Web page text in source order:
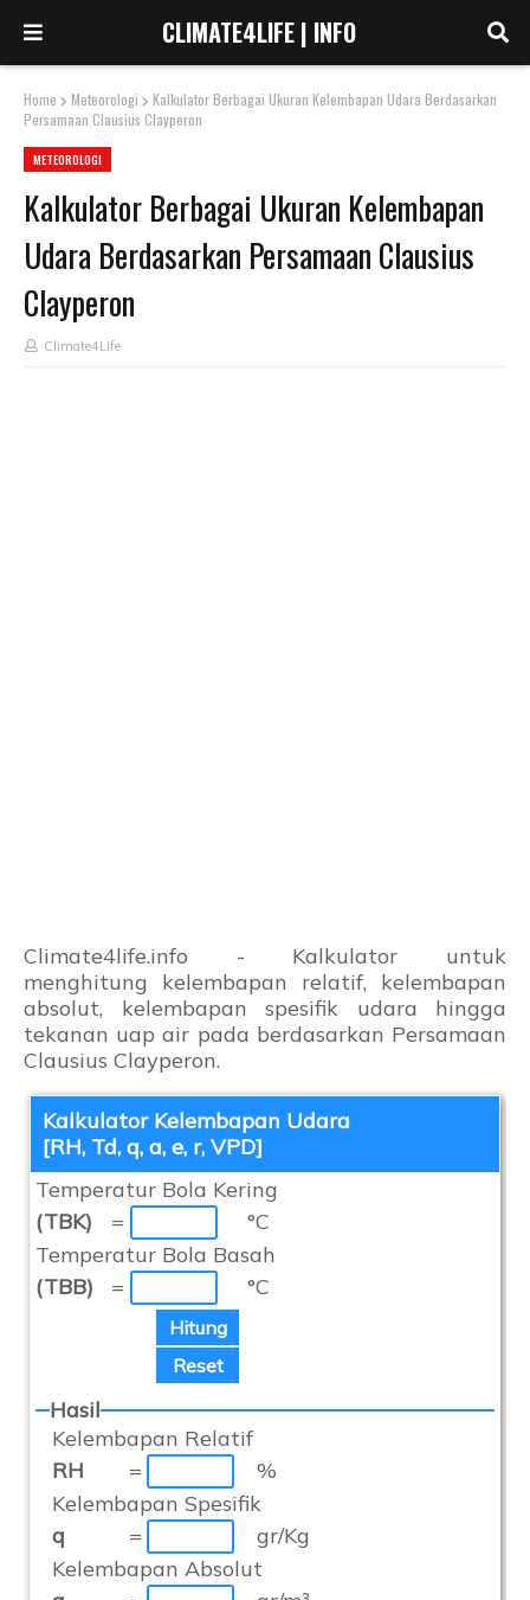
CLIMATE4LIFE | INFO
Home Meteorologi
Kalkulator Berbagai Ukuran Kelembapan Udara Berdasarkan
Persamaan Clausius Clayperon
METEOROLOGI
Kalkulator Berbagai Ukuran Kelembapan
Udara Berdasarkan Persamaan Clausius
Clayperon
Climate4Life
Climate4life.info - Kalkulator untuk
menghitung kelembapan relatif, kelembapan
absolut, kelembapan spesifik udara hingga
tekanan uap air pada berdasarkan Persamaan
Clausius Clayperon.
Kalkulator Kelembapan Udara
[RH, Td, q, a, e, r, VPD]
Temperatur Bola Kering
(TBK)
=
°C
Temperatur Bola Basah
(TBB)
= °C
Hasil
Kelembapan Relatif
RH
=
%
Kelembapan Spesifik
q
=
gr/Kg
Kelembapan Absolut